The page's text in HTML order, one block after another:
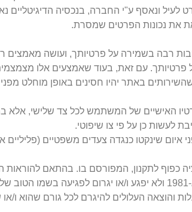
את נכונות הפרטים שמסרת.
רבה בשמירה על פרטיותך, ועושה מאמצים
פרטיותך. עם זאת, בעוד שאמצעים אלו
באתר יהיו חסינים באופן מוחלט
האישיים של המשתמש לכל צד שלישי, אלא
לעשות כן על פי צו שיפוטי.
שינקטו כנגדה צעדים משפטיים
כפוף לתקנון, המפורסם בו. בהתאם
הגנת הפרטיות, התשמ"א-1981 ולא יפגע ו/או
והוצאה העלולים להיגרם לכל גורם שהוא ו/